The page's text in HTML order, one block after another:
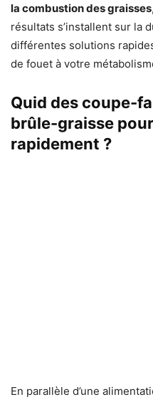
la combustion des graisses
résultats s’installent sur la
différentes solutions
de fouet à votre
Quid des coupe-
brûle-graisse
rapidement ?
En parallèle d’une